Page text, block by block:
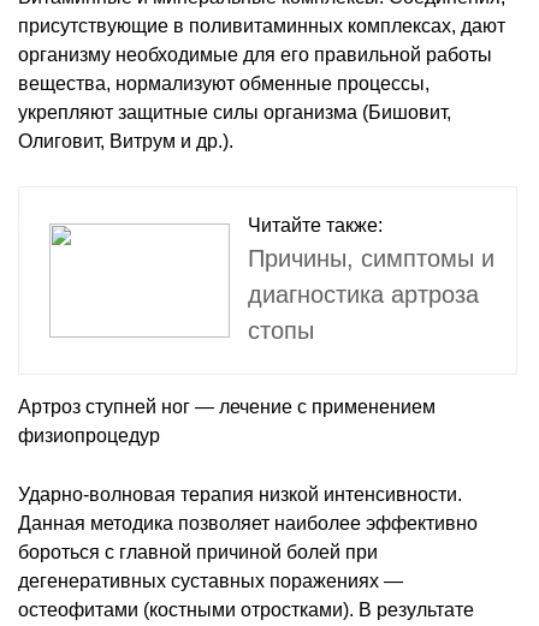
присутствующие в поливитаминных комплексах, дают
организму необходимые для его правильной работы
вещества, нормализуют обменные процессы,
укрепляют защитные силы организма (Бишовит,
Олиговит, Витрум и др.).
Читайте также:
Причины, симптомы и
диагностика артроза
стопы
Артроз ступней ног — лечение с применением
физиопроцедур
Ударно-волновая терапия низкой интенсивности.
Данная методика позволяет наиболее эффективно
бороться с главной причиной болей при
дегенеративных суставных поражениях —
остеофитами (костными отростками). В результате